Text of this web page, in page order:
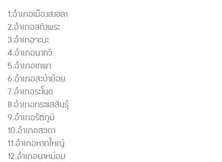
1.อำเภอเมืองสงขลา
2.อำเภอสทิงพระ
3.อำเภอจะนะ
4.อำเภอนาทวี
5.อำเภอเทพา
6.อำเภอสะบ้าย้อย
7.อำเภอระโนด
8.อำเภอกระแสสินธุ์
9.อำเภอรัตภูมิ
10.อำเภอสะเดา
11.อำเภอหาดใหญ่
12.อำเภอนาหม่อม